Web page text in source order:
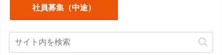
社員募集（中途）